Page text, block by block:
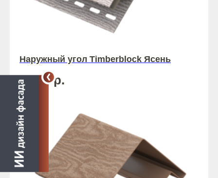
Наружный угол Timberblock Ясень
1 093 р.